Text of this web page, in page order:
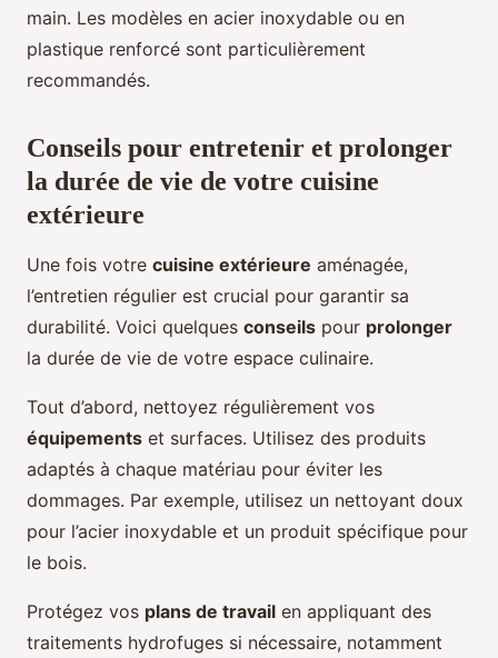
main. Les modèles en acier inoxydable ou en
plastique renforcé sont particulièrement
recommandés.
Conseils pour entretenir et prolonger
la durée de vie de votre cuisine
extérieure
Une fois votre cuisine extérieure aménagée,
l’entretien régulier est crucial pour garantir sa
durabilité. Voici quelques conseils pour prolonger
la durée de vie de votre espace culinaire.
Tout d’abord, nettoyez régulièrement vos
équipements et surfaces. Utilisez des produits
adaptés à chaque matériau pour éviter les
dommages. Par exemple, utilisez un nettoyant doux
pour l’acier inoxydable et un produit spécifique pour
le bois.
Protégez vos plans de travail en appliquant des
traitements hydrofuges si nécessaire, notamment